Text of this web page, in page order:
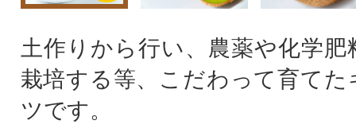
土作りから行い、農薬や化学
栽培する等、こだわって育てた
ツです。